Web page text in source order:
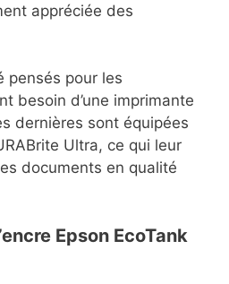
appréciée des
pensés pour les
besoin d’une imprimante
dernières sont équipées
Ultra, ce qui leur
documents en qualité
Epson EcoTank